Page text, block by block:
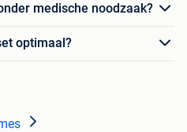
medische noodzaak?
optimaal?